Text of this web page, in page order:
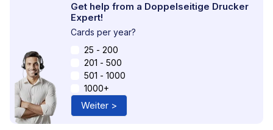
Get help from a Doppelseitige Drucker
Expert!
Cards per year?
25 - 200
201 - 500
501 - 1000
1000+
Weiter >